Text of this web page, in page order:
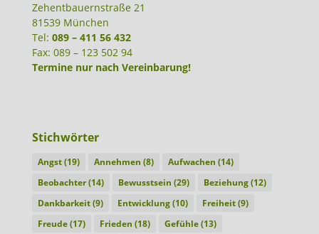
Zehentbauernstraße 21
81539 München
Tel: 089 – 411 56 432
Fax: 089 – 123 502 94
Termine nur nach Vereinbarung!
Stichwörter
Angst(19) Annehmen (8) Aufwachen (14)
Beobachter(14) Bewusstsein (29) Beziehung(12)
Dankbarkeit(9) Entwicklung(10) Freiheit(9)
Freude(17) Frieden (18) Gefühle(13)